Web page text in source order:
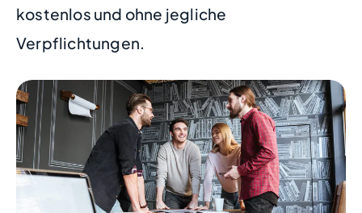
kostenlos und ohne jegliche
Verpflichtungen.